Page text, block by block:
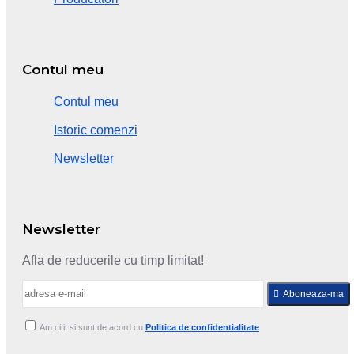
Contul meu
Contul meu
Istoric comenzi
Newsletter
Newsletter
Afla de reducerile cu timp limitat!
Aboneaza-ma
Am citit si sunt de acord cu Politica de confidentialitate